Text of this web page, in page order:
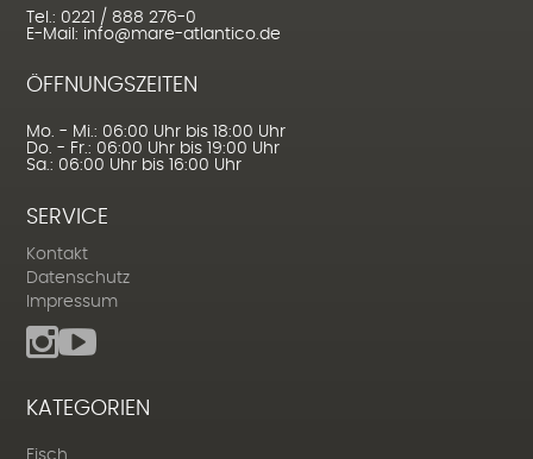
Tel.: 0221 / 888 276-0
E-Mail: info@mare-atlantico.de
ÖFFNUNGSZEITEN
Mo. - Mi.: 06:00 Uhr bis 18:00 Uhr
Do. - Fr.: 06:00 Uhr bis 19:00 Uhr
Sa.: 06:00 Uhr bis 16:00 Uhr
SERVICE
Kontakt
Datenschutz
Impressum
KATEGORIEN
Fisch